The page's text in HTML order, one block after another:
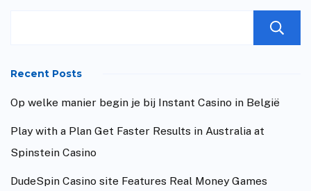
Recent Posts
Op welke manier begin je bij Instant Casino in België
Play with a Plan Get Faster Results in Australia at
Spinstein Casino
DudeSpin Casino site Features Real Money Games